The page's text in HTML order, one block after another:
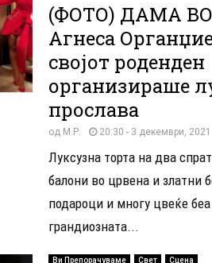
(ФОТО) ДАМА
Агнеса
својот роденден
организираше
прослава
од М.Р. 20:30 - 3 декември, 2021
Луксузна торта на два
балони во црвена и златни
подароци и многу цвеќе
грандиозната...
Ви Препорачуваме Свет Сцена